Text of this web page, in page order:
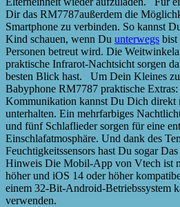
Dir das RM7787außerdem die
Smartphone zu verbinden. So kannst
Kind schauen, wenn Du unterwegs bist
Personen betreut wird. Die
praktische Infrarot-Nachtsicht sorgen
besten Blick hast. Um Dein Kleines
Babyphone RM7787 praktische
Kommunikation kannst Du Dich direkt
unterhalten. Ein mehrfarbiges
und fünf Schlaflieder sorgen für eine
Einschlafatmosphäre. Und dank des
Feuchtigkeitssensors hast Du sogar
Hinweis Die Mobil-App von Vtech ist
höher und iOS 14 oder höher
einem 32-Bit-Android-Betriebssystem
verwenden.